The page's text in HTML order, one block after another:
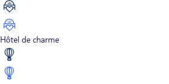
Hôtel de charme